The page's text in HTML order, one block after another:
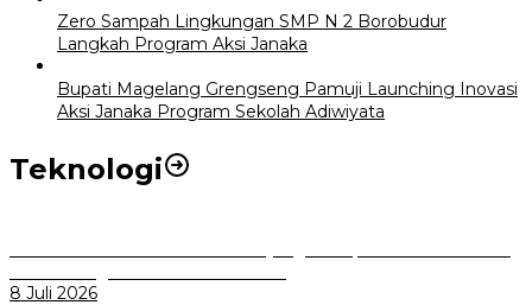
Zero Sampah Lingkungan SMP N 2 Borobudur
Langkah Program Aksi Janaka
Bupati Magelang Grengseng Pamuji Launching Inovasi
Aksi Janaka Program Sekolah Adiwiyata
Teknologi
8 Juli 2026